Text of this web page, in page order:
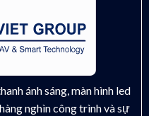
ánh sáng, màn hình led
nghìn công trình và sự